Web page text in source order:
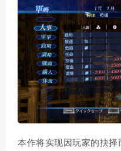
本作将实现因玩家的抉